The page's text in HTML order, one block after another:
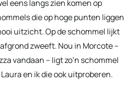
eens langs zien komen op
die op hoge punten liggen
uitzicht. Op de schommel lijkt
zweeft. Nou in Morcote –
vandaan – ligt zo’n schommel
en ik die ook uitproberen.